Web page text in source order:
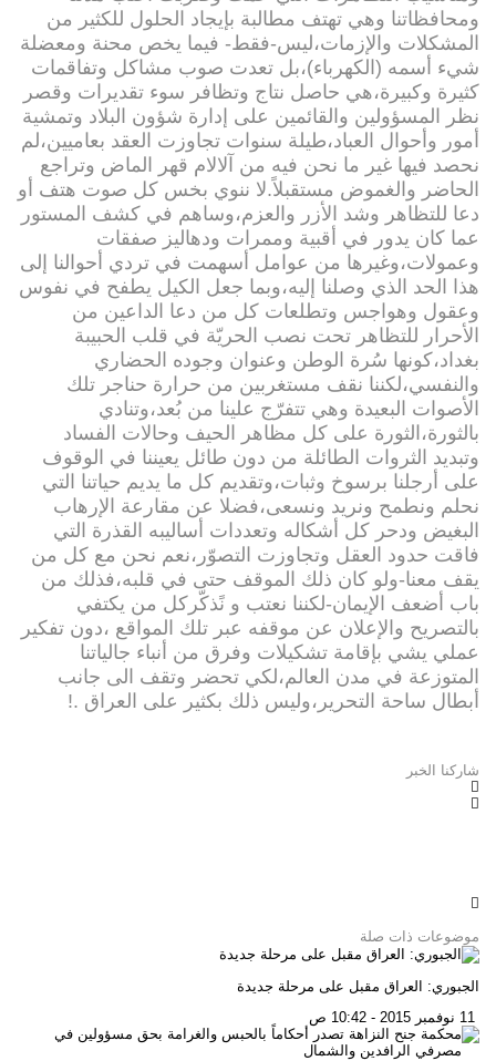
ومحافظاتنا وهي تهتف مطالبة بإيجاد الحلول للكثير من
المشكلات والإزمات،ليس-فقط- فيما يخص محنة ومعضلة
شيء أسمه (الكهرباء)،بل تعدت صوب مشاكل وتفاقمات
كثيرة وكبيرة،هي حاصل نتاج وتظافر سوء تقديرات وقصر
نظر المسؤولين والقائمين على إدارة شؤون البلاد وتمشية
أمور وأحوال العباد،طيلة سنوات تجاوزت العقد بعاميين،لم
نحصد فيها غير ما نحن فيه من آلالام قهر الماض وتراجع
الحاضر والغموض مستقبلاً.لا ننوي بخس كل صوت هتف أو
دعا للتظاهر وشد الأزر والعزم،وساهم في كشف المستور
عما كان يدور في أقبية وممرات ودهاليز صفقات
وعمولات،وغيرها من عوامل أسهمت في تردي أحوالنا إلى
هذا الحد الذي وصلنا إليه،وبما جعل الكيل يطفح في نفوس
وعقول وهواجس وتطلعات كل من دعا الداعين من
الأحرار للتظاهر تحت نصب الحريّة في قلب الحبيبة
بغداد،كونها سُرة الوطن وعنوان وجوده الحضاري
والنفسي،لكننا نقف مستغربين من حرارة حناجر تلك
الأصوات البعيدة وهي تتفرّج علينا من بُعد،وتنادي
بالثورة،الثورة على كل مظاهر الحيف وحالات الفساد
وتبديد الثروات الطائلة من دون طائل يعيننا في الوقوف
على أرجلنا برسوخ وثبات،وتقديم كل ما يديم حياتنا التي
نحلم ونطمح ونريد ونسعى،فضلا عن مقارعة الإرهاب
البغيض ودحر كل أشكاله وتعددات أساليبه القذرة التي
فاقت حدود العقل وتجاوزت التصوّر،نعم نحن مع كل من
يقف معنا-ولو كان ذلك الموقف حتى في قلبه،فذلك من
باب أضعف الإيمان-لكننا نعتب و نًذكّركل من يكتفي
بالتصريح والإعلان عن موقفه عبر تلك المواقع ،دون تفكير
عملي يشي بإقامة تشكيلات وفرق من أنباء جالياتنا
المتوزعة في مدن العالم،لكي تحضر وتقف الى جانب
أبطال ساحة التحرير،وليس ذلك بكثير على العراق .!
شاركنا الخبر
موضوعات ذات صلة
الجبوري: العراق مقبل على مرحلة جديدة